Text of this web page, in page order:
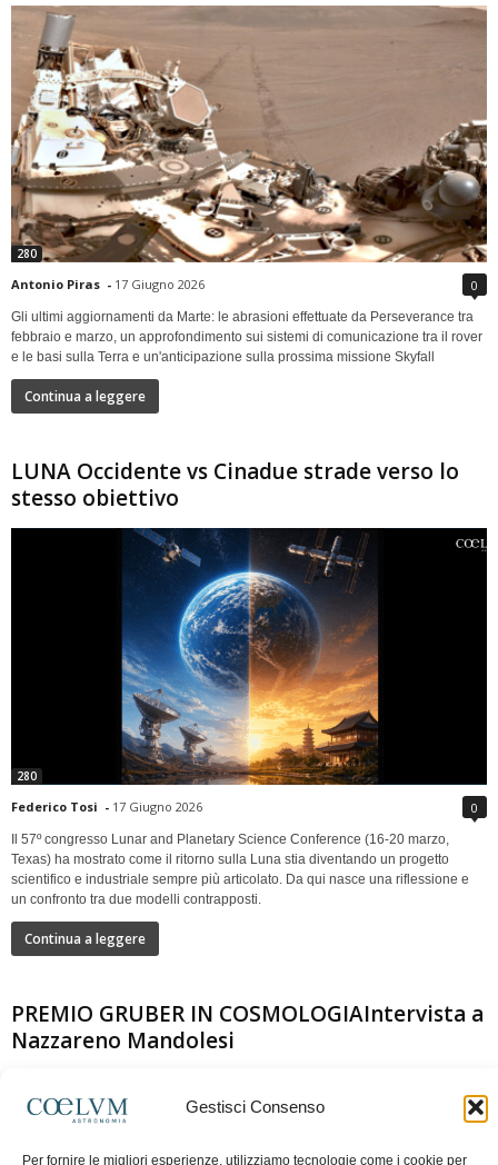
Gestisci Consenso
Per fornire le migliori esperienze, utilizziamo tecnologie come i cookie per
280
Antonio Piras - 17 Giugno 2026 0
Gli ultimi aggiornamenti da Marte: le abrasioni effettuate da Perseverance tra
febbraio e marzo, un approfondimento sui sistemi di comunicazione tra il rover
e le basi sulla Terra e un'anticipazione sulla prossima missione Skyfall
Continua a leggere
LUNA Occidente vs Cinadue strade verso lo
stesso obiettivo
280
Federico Tosi - 17 Giugno 2026 0
Il 57º congresso Lunar and Planetary Science Conference (16-20 marzo,
Texas) ha mostrato come il ritorno sulla Luna stia diventando un progetto
scientifico e industriale sempre più articolato. Da qui nasce una riflessione e
un confronto tra due modelli contrapposti.
Continua a leggere
PREMIO GRUBER IN COSMOLOGIAIntervista a
Nazzareno Mandolesi